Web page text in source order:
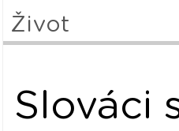
Život
Slováci